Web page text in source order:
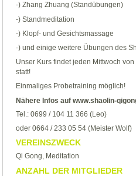
-) Zhang Zhuang (Standübungen)
-) Standmeditation
-) Klopf- und Gesichtsmassage
-) und einige weitere Übungen des
Unser Kurs findet jeden Mittwoch
statt!
Einmaliges Probetraining möglich!
Nähere Infos auf www.shaolin-
Tel.: 0699 / 104 11 366 (Leo)
oder 0664 / 233 05 54 (Meister Wolf)
VEREINSZWECK
Qi Gong, Meditation
ANZAHL DER MITGLIEDER